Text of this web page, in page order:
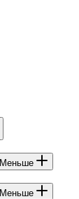
Меньше
Меньше